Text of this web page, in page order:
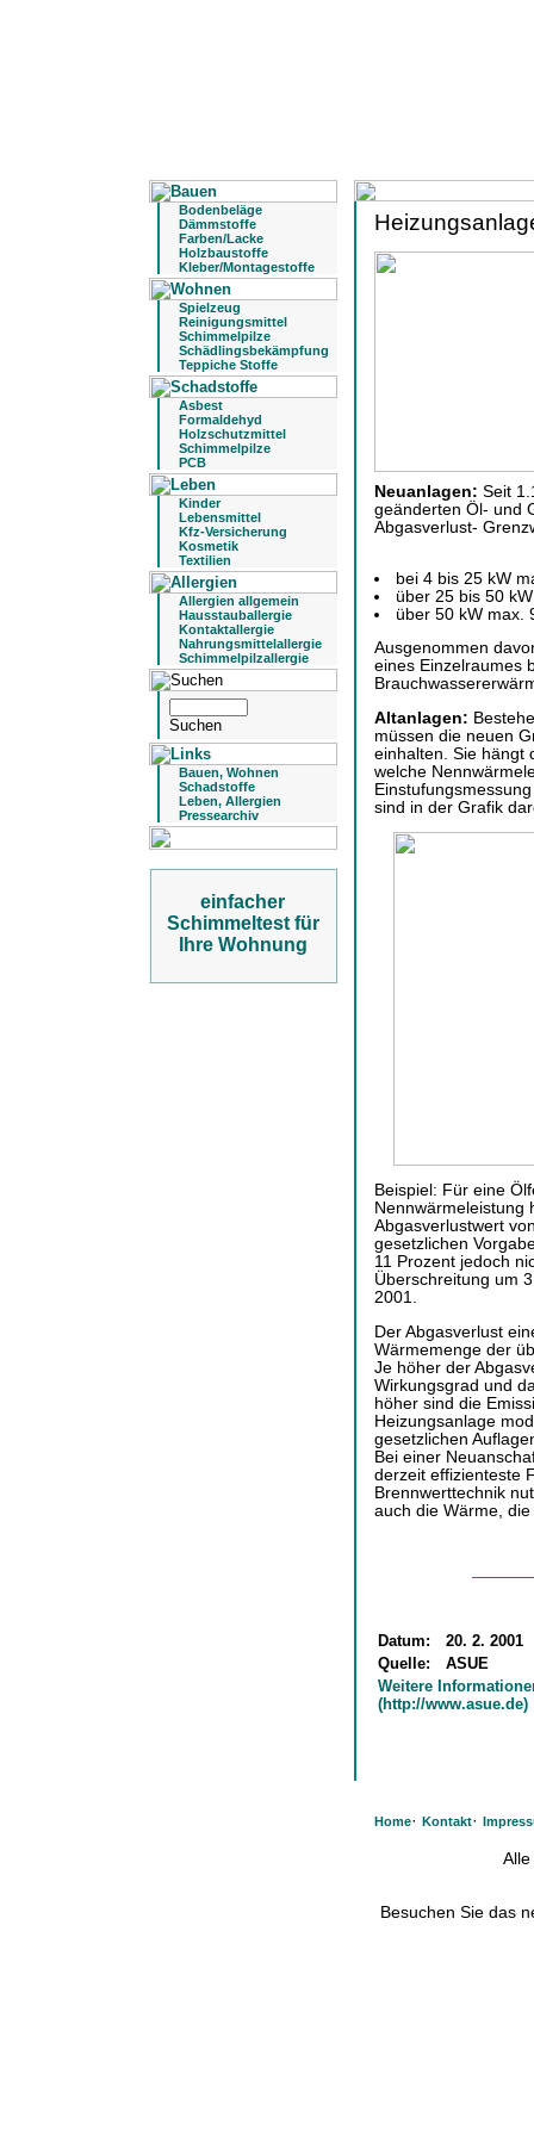
Bodenbeläge
Dämmstoffe
Farben/Lacke
Holzbaustoffe
Kleber/Montagestoffe
Spielzeug
Reinigungsmittel
Schimmelpilze
Schädlingsbekämpfung
Teppiche Stoffe
Asbest
Formaldehyd
Holzschutzmittel
Schimmelpilze
PCB
Kinder
Lebensmittel
Kfz-Versicherung
Kosmetik
Textilien
Allergien allgemein
Hausstauballergie
Kontaktallergie
Nahrungsmittelallergie
Schimmelpilzallergie
Bauen, Wohnen
Schadstoffe
Leben, Allergien
Pressearchiv
einfacher
Schimmeltest für
Ihre Wohnung
Neuanlagen: Seit
geänderten Öl- und
Abgasverlust-
bei 4 bis 25 kW
über 25 bis 50
über 50 kW max.
Ausgenommen
eines Einzelraumes
Altanlagen:
müssen die neuen
einhalten. Sie hängt
welche
sind in der Grafik
Beispiel: Für eine
Nennwärmeleistung
Abgasverlustwert
gesetzlichen
11 Prozent jedoch
Überschreitung um
2001.
Der Abgasverlust
Wärmemenge der
Je höher der
Wirkungsgrad und
höher sind die
Heizungsanlage
gesetzlichen
Bei einer
derzeit effizienteste
Brennwerttechnik
auch die Wärme,
Datum:
20. 2. 2001
Quelle:
ASUE
Weitere
(http://www.asue.de)
Home· Kontakt·
Besuchen Sie das